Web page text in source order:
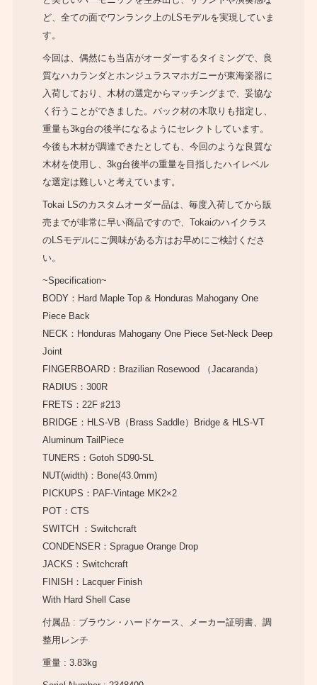
ど、全ての面でワンランク上のLSモデルを実現していま
す。
今回は、偶然にも当店がオーダーするタイミングで、良
質なハカランダとホンジュラスマホガニーが東海楽器に
入荷しており、木材の選定からマッチングまで、妥協な
く行うことができました。バック材の木取りも指定し、
重量も3kg台の後半になるようにセレクトしています。
今後も木材が調達できたとしても、今回のような良質な
木材を使用し、3kg台後半の重量を目指したハイレベル
な選定は難しいと考えています。
Tokai LSのカスタムオーダー品は、毎度入荷してから販
売までが非常に早い商品ですので、Tokaiのハイクラス
のLSモデルにご興味がある方はお早めにご検討くださ
い。
~Specification~
BODY：Hard Maple Top & Honduras Mahogany One
Piece Back
NECK：Honduras Mahogany One Piece Set-Neck Deep
Joint
FINGERBOARD：Brazilian Rosewood （Jacaranda）
RADIUS：300R
FRETS：22F ♯213
BRIDGE：HLS-VB（Brass Saddle）Bridge & HLS-VT
Aluminum TailPiece
TUNERS：Gotoh SD90-SL
NUT(width)：Bone(43.0mm)
PICKUPS：PAF-Vintage MK2×2
POT：CTS
SWITCH ：Switchcraft
CONDENSER：Sprague Orange Drop
JACKS：Switchcraft
FINISH：Lacquer Finish
With Hard Shell Case
付属品 : ブラウン・ハードケース、メーカー証明書、調
整用レンチ
重量 : 3.83kg